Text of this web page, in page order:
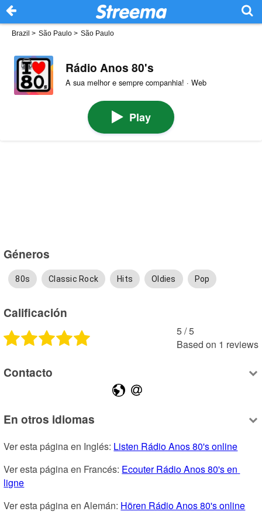
Brazil > São Paulo > São Paulo
Rádio Anos 80's
A sua melhor e sempre companhia! · Web
Play
Géneros
80s Classic Rock Hits Oldies Pop
Calificación
5 /5
Based on 1 reviews
Contacto
En otros idiomas
Ver esta página en Inglés: Listen Rádio Anos 80's online
Ver esta página en Francés: Ecouter Rádio Anos 80's en
ligne
Ver esta página en Alemán: Hören Rádio Anos 80's online